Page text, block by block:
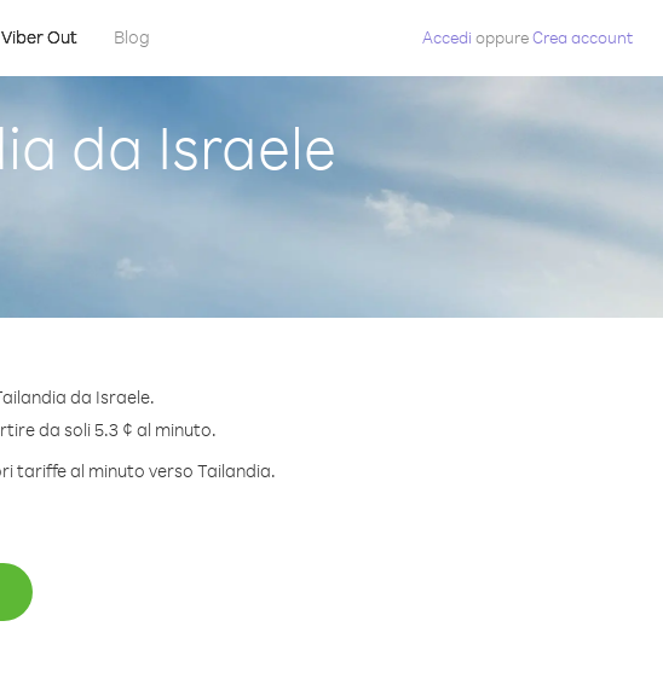
Viber Out Blog Accedi oppureCrea account
da Israele
da Israele.
da soli 5.3 ¢ al minuto.
tariffe al minuto verso Tailandia.